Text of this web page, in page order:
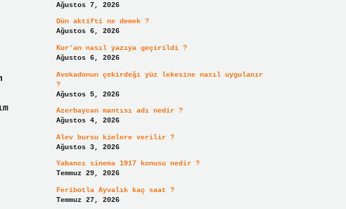
Ağustos 7, 2026
Dün aktifti ne demek ?
Ağustos 6, 2026
Kur’an nasıl yazıya geçirildi ?
Ağustos 6, 2026
Avokadonun çekirdeği yüz lekesine nasıl uygulanır
?
Ağustos 5, 2026
Azerbaycan mantısı adı nedir ?
Ağustos 4, 2026
Alev bursu kimlere verilir ?
Ağustos 3, 2026
Yabancı sinema 1917 konusu nedir ?
Temmuz 29, 2026
Feribotla Ayvalık kaç saat ?
Temmuz 27, 2026